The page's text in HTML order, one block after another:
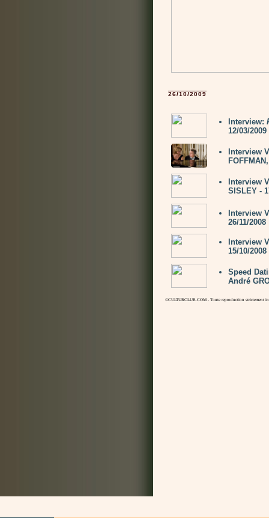
26/10/2009
Interview:
12/03/2009
Interview
Interview
SISLEY -
Interview
26/11/2008
Interview
15/10/2008
Speed
André
©CULTURCLUB.COM - Toute reproduction strictement